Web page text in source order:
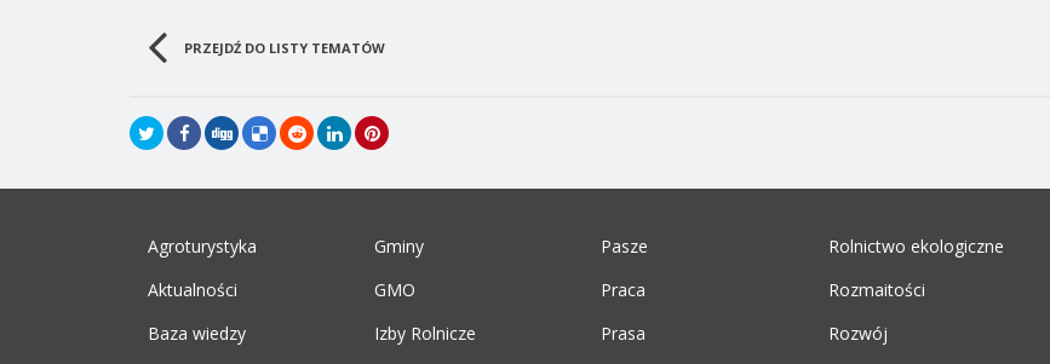
PRZEJDŹ DO LISTY TEMATÓW
Agroturystyka
Aktualności
Baza wiedzy
Gminy
GMO
Izby Rolnicze
Pasze
Praca
Prasa
Rolnictwo ekologiczne
Rozmaitości
Rozwój